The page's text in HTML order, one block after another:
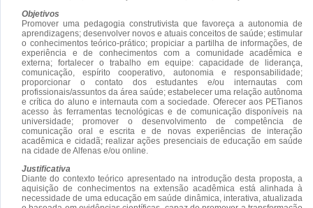
Objetivos
Promover uma pedagogia construtivista que favoreça a autonomia de
aprendizagens; desenvolver novos e atuais conceitos de saúde; estimular
o conhecimentos teórico-prático; propiciar a partilha de informações, de
experiência e de conhecimentos com a comunidade acadêmica e
externa; fortalecer o trabalho em equipe: capacidade de liderança,
comunicação, espírito cooperativo, autonomia e responsabilidade;
proporcionar o contato dos estudantes e/ou internautas com
profissionais/assuntos da área saúde; estabelecer uma relação autônoma
e crítica do aluno e internauta com a sociedade. Oferecer aos PETianos
acesso às ferramentas tecnológicas e de comunicação disponíveis na
universidade; promover o desenvolvimento de competência de
comunicação oral e escrita e de novas experiências de interação
acadêmica e cidadã; realizar ações presenciais de educação em saúde
na cidade de Alfenas e/ou online.
Justificativa
Diante do contexto teórico apresentado na introdução desta proposta, a
aquisição de conhecimentos na extensão acadêmica está alinhada à
necessidade de uma educação em saúde dinâmica, interativa, atualizada